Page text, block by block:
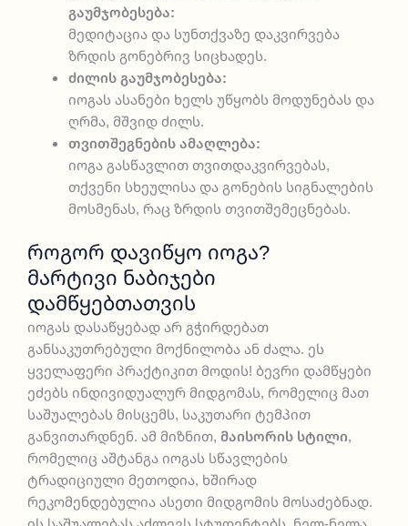
გაუმჯობესება:
მედიტაცია და სუნთქვაზე დაკვირვება
ზრდის გონებრივ სიცხადეს.
ძილის გაუმჯობესება:
იოგას ასანები ხელს უწყობს მოდუნებას და
ღრმა, მშვიდ ძილს.
თვითშეგნების ამაღლება:
იოგა გასწავლით თვითდაკვირვებას,
თქვენი სხეულისა და გონების სიგნალების
მოსმენას, რაც ზრდის თვითშემეცნებას.
ᲠᲝᲒᲝᲠ ᲓᲐᲕᲘᲬᲧᲝ ᲘᲝᲒᲐ?
Მარტივი Ნაბიჯები
Დამწყებთათვის
იოგას დასაწყებად არ გჭირდებათ
განსაკუთრებული მოქნილობა ან ძალა. ეს
ყველაფერი პრაქტიკით მოდის! ბევრი დამწყები
ეძებს ინდივიდუალურ მიდგომას, რომელიც მათ
საშუალებას მისცემს, საკუთარი ტემპით
განვითარდნენ. ამ მიზნით, მაისორის სტილი,
რომელიც აშტანგა იოგას სწავლების
ტრადიციული მეთოდია, ხშირად
რეკომენდებულია ასეთი მიდგომის მოსაძებნად.